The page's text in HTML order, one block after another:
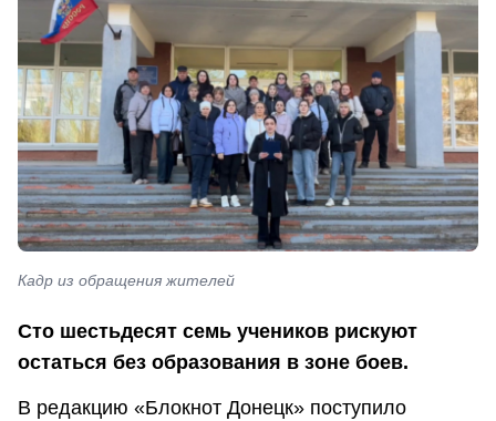
Кадр из обращения жителей
Сто шестьдесят семь учеников рискуют
остаться без образования в зоне боев.
В редакцию «Блокнот Донецк» поступило